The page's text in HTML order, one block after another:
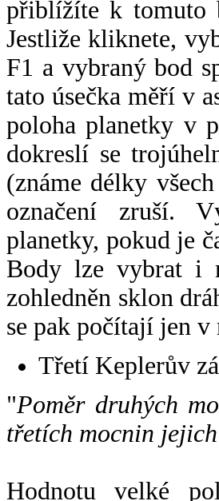
přiblížíte k tomuto
Jestliže kliknete,
F1 a vybraný bod
tato úsečka měří v
poloha planetky v
dokreslí se
(známe délky
označení zruší.
planetky, pokud je
Body lze vybrat i
zohledněn sklon
se pak počítají jen
Třetí Keplerův
"Poměr druhých
třetích mocnin
Hodnotu velké